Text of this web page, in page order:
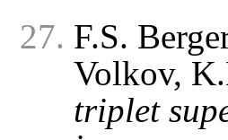
F.S.
Volkov,
triplet